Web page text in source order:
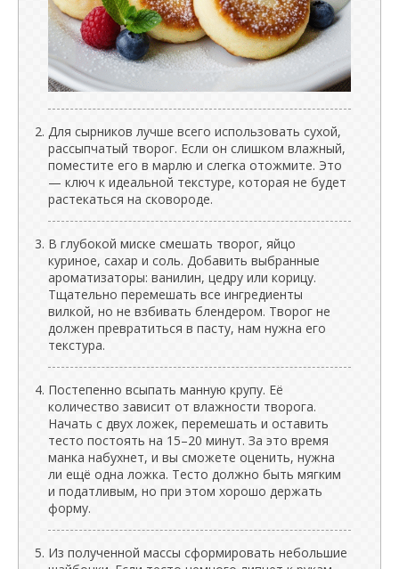
Для сырников лучше всего использовать сухой,
рассыпчатый творог. Если он слишком влажный,
поместите его в марлю и слегка отожмите. Это
— ключ к идеальной текстуре, которая не будет
растекаться на сковороде.
В глубокой миске смешать творог, яйцо
куриное, сахар и соль. Добавить выбранные
ароматизаторы: ванилин, цедру или корицу.
Тщательно перемешать все ингредиенты
вилкой, но не взбивать блендером. Творог не
должен превратиться в пасту, нам нужна его
текстура.
Постепенно всыпать манную крупу. Её
количество зависит от влажности творога.
Начать с двух ложек, перемешать и оставить
тесто постоять на 15–20 минут. За это время
манка набухнет, и вы сможете оценить, нужна
ли ещё одна ложка. Тесто должно быть мягким
и податливым, но при этом хорошо держать
форму.
Из полученной массы сформировать небольшие